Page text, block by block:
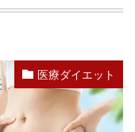
医療ダイエット